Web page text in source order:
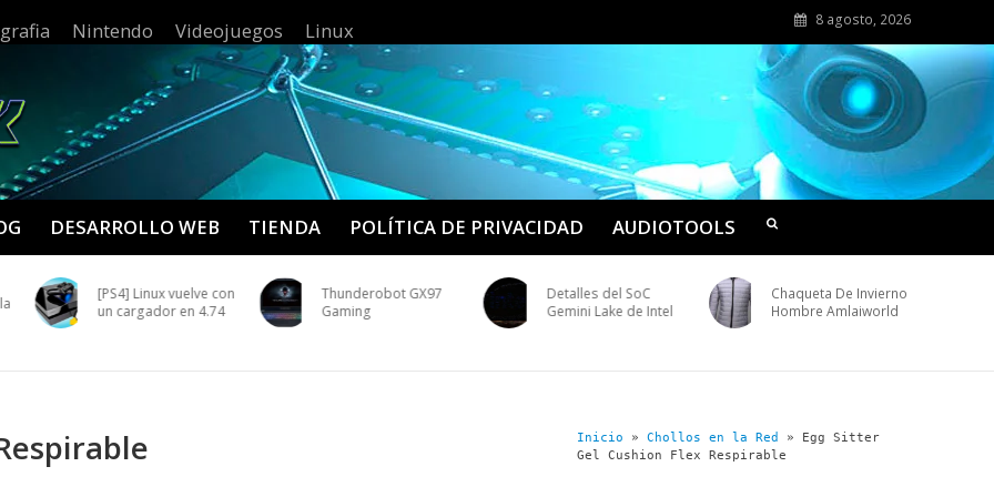
Nintendo Videojuegos Linux 8 agosto, 2026
DESARROLLO WEB TIENDA POLÍTICA DE PRIVACIDAD AUDIOTOOLS
[PS4] Linux vuelve con
un cargador en 4.74
Thunderobot GX97
Gaming
Detalles del SoC
Gemini Lake de Intel
Chaqueta De Invierno
Hombre Amlaiworld
Inicio » Chollos en la Red » Egg Sitter
Gel Cushion Flex Respirable